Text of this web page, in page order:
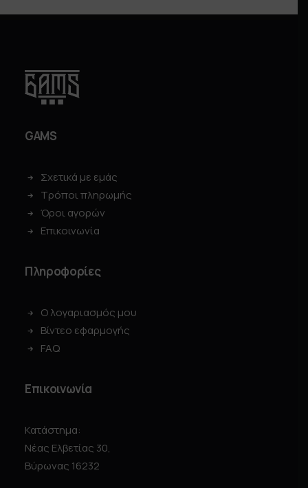
GAMS
Σχετικά με εμάς
Τρόποι πληρωμής
Όροι αγορών
Επικοινωνία
Πληροφορίες
Ο λογαριασμός μου
Βίντεο εφαρμογής
FAQ
Επικοινωνία
Κατάστημα:
Νέας Ελβετίας 30,
Βύρωνας 16232